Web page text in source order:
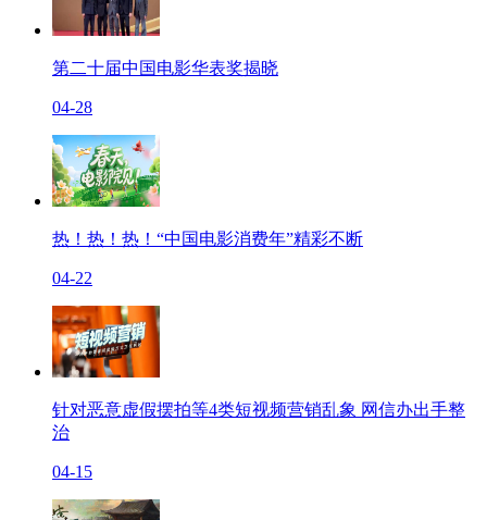
第二十届中国电影华表奖揭晓
04-28
热！热！热！“中国电影消费年”精彩不断
04-22
针对恶意虚假摆拍等4类短视频营销乱象 网信办出手整
治
04-15